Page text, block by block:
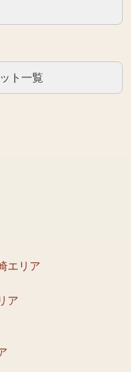
ト一覧
エリア
ア